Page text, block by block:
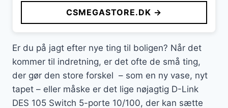
CSMEGASTORE.DK →
Er du på jagt efter nye ting til boligen? Når det
kommer til indretning, er det ofte de små ting,
der gør den store forskel – som en ny vase, nyt
tapet – eller måske er det lige nøjagtig D-Link
DES 105 Switch 5-porte 10/100, der kan sætte